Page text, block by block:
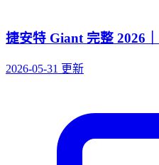
捷安特 Giant 完整 2026
2026-05-31 更新